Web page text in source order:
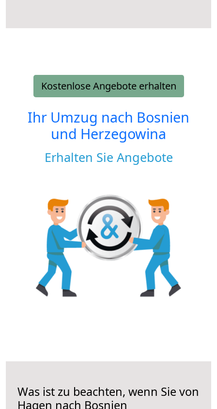
Kostenlose Angebote erhalten
Ihr Umzug nach Bosnien
und Herzegowina
Erhalten Sie Angebote
Was ist zu beachten, wenn Sie von
Hagen nach Bosnien